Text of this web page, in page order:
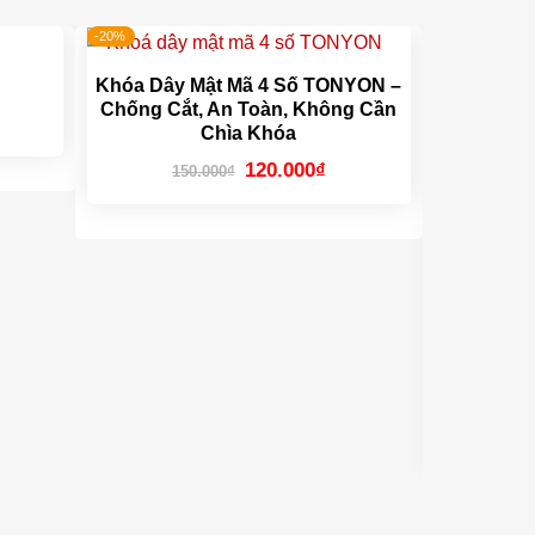
cổ xe. Combo này bao gồm rổ, ốc vít và thêm
-20%
Khóa Dây Mật Mã 4 Số TONYON –
Chống Cắt, An Toàn, Không Cần
Chìa Khóa
150.000₫
Giá
gốc
120.000₫Giá
hiện